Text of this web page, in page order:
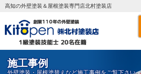
高知の外壁塗装＆屋根塗装専門店北村塗装店
施工事例
外壁塗装・屋根塗替えなど施工事例をご覧下さい